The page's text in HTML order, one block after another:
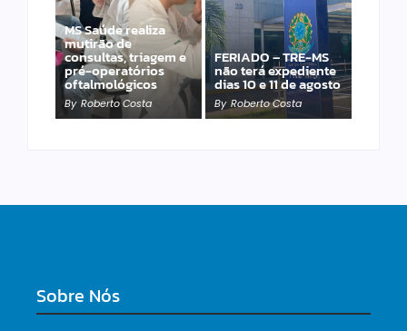
MS Saúde realiza
mutirão de
consultas, triagem e
pré-operatórios
oftalmológicos
By Roberto Costa
FERIADO – TRE-MS
não terá expediente
dias 10 e 11 de agosto
By Roberto Costa
Laranja azeda atrai
investimento
francês para
produção de óleos
essenciais
By Roberto Costa
Sobre Nós